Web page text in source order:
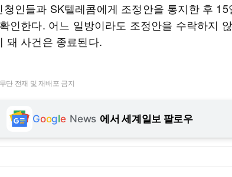
인들과 SK텔레콤에게 조정안을 통지한 후 15
인한다. 어느 일방이라도 조정안을 수락하지
돼 사건은 종료된다.
단 전재 및 재배포 금지
Google News 에서 세계일보 팔로우